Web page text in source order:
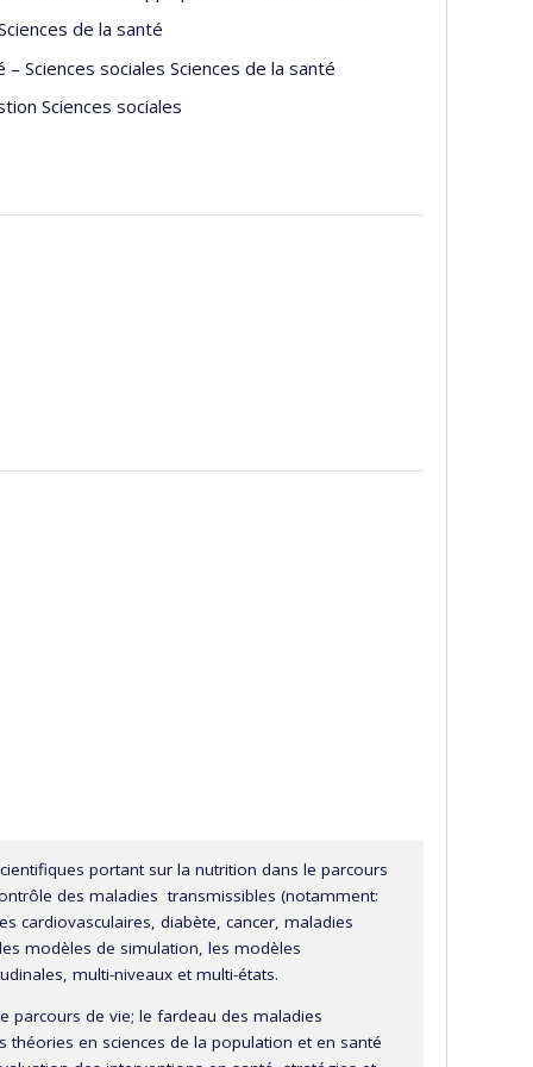
de la santé
Sciences sociales Sciences de la santé
Sciences sociales
portant sur la nutrition dans le parcours
des maladies transmissibles (notamment:
cardiovasculaires, diabète, cancer, maladies
modèles de simulation, les modèles
multi-niveaux et multi-états.
parcours de vie; le fardeau des maladies
en sciences de la population et en santé